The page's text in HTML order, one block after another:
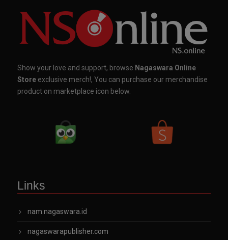
Show your love and support, browse Nagaswara Online
Store exclusive merch!, You can purchase our merchandise
product on marketplace icon below.
Links
nam.nagaswara.id
nagaswarapublisher.com